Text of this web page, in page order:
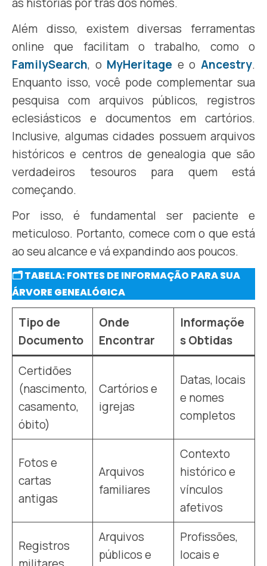
Além disso, existem diversas ferramentas
online que facilitam o trabalho, como o
FamilySearch, o MyHeritage e oAncestry.
Enquanto isso, você pode complementar sua
pesquisa com arquivos públicos, registros
eclesiásticos e documentos em cartórios.
Inclusive, algumas cidades possuem arquivos
históricos e centros de genealogia que são
verdadeiros tesouros para quem está
começando.
Por isso, é fundamental ser paciente e
meticuloso. Portanto, comece com o que está
ao seu alcance e vá expandindo aos poucos.
🗂️ TABELA: FONTES DE INFORMAÇÃO PARA SUA
ÁRVORE GENEALÓGICA
Tipo de
Documento
Onde
Encontrar
Informaçõe
s Obtidas
Certidões
(nascimento,
casamento,
óbito)
Cartórios e
igrejas
Datas, locais
e nomes
completos
Fotos e
cartas
antigas
Arquivos
familiares
Contexto
histórico e
vínculos
afetivos
Registros
Arquivos
públicos e
Profissões,
locais e